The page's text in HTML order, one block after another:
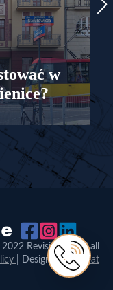
w
Revisithome.pl all
| Design:Proformat